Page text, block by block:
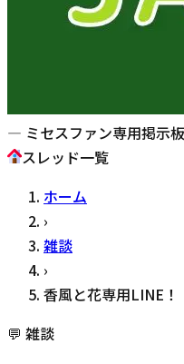
— ミセスファン専用掲示
スレッド一覧
ホーム
›
雑談
›
香風と花専用LINE！
💬 雑談